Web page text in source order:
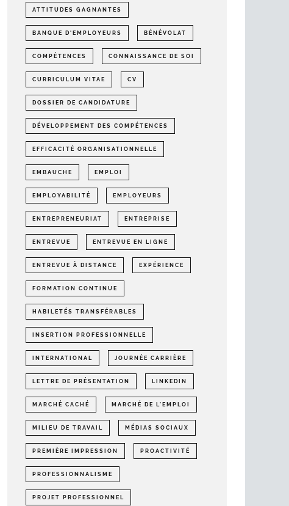
ATTITUDES GAGNANTES
BANQUE D'EMPLOYEURS BÉNÉVOLAT
COMPÉTENCES CONNAISSANCE DE SOI
CURRICULUM VITAE CV
DOSSIER DE CANDIDATURE
DÉVELOPPEMENT DES COMPÉTENCES
EFFICACITÉ ORGANISATIONNELLE
EMBAUCHE EMPLOI
EMPLOYABILITÉ EMPLOYEURS
ENTREPRENEURIAT ENTREPRISE
ENTREVUE ENTREVUE EN LIGNE
ENTREVUE À DISTANCE EXPÉRIENCE
FORMATION CONTINUE
HABILETÉS TRANSFÉRABLES
INSERTION PROFESSIONNELLE
INTERNATIONAL JOURNÉE CARRIÈRE
LETTRE DE PRÉSENTATION LINKEDIN
MARCHÉ CACHÉ MARCHÉ DE L'EMPLOI
MILIEU DE TRAVAIL MÉDIAS SOCIAUX
PREMIÈRE IMPRESSION PROACTIVITÉ
PROFESSIONNALISME
PROJET PROFESSIONNEL